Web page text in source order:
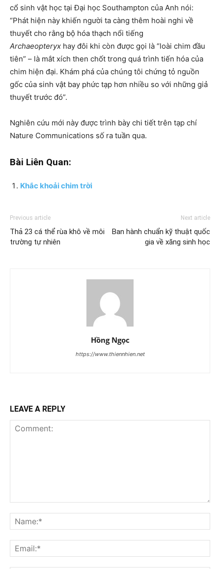
cổ sinh vật học tại Đại học Southampton của Anh nói:
“Phát hiện này khiến người ta càng thêm hoài nghi về
thuyết cho rằng bộ hóa thạch nổi tiếng
Archaeopteryx hay đôi khi còn được gọi là “loài chim đầu
tiên” – là mắt xích then chốt trong quá trình tiến hóa của
chim hiện đại. Khám phá của chúng tôi chứng tỏ nguồn
gốc của sinh vật bay phức tạp hơn nhiều so với những giả
thuyết trước đó”.
Nghiên cứu mới này được trình bày chi tiết trên tạp chí
Nature Communications số ra tuần qua.
Bài Liên Quan:
Khắc khoải chim trời
Previous article
Thả 23 cá thể rùa khô về môi
trường tự nhiên
Next article
Ban hành chuẩn kỹ thuật quốc
gia về xăng sinh học
Hồng Ngọc
https://www.thiennhien.net
LEAVE A REPLY